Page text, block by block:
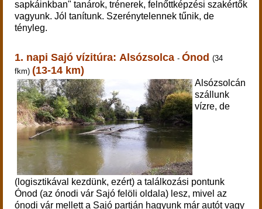
sapkáinkban" tanárok, trénerek, felnőttképzési szakértők
vagyunk. Jól tanítunk. Szerénytelennek tűnik, de
tényleg.
1. napi Sajó vízitúra: Alsózsolca - Ónod (34
fkm) (13-14 km)
Alsózsolcán
szállunk
vízre, de
(logisztikával kezdünk, ezért) a találkozási pontunk
Ónod (az ónodi vár Sajó felöli oldala) lesz, mivel az
ónodi vár mellett a Sajó partján hagyunk már autót vagy